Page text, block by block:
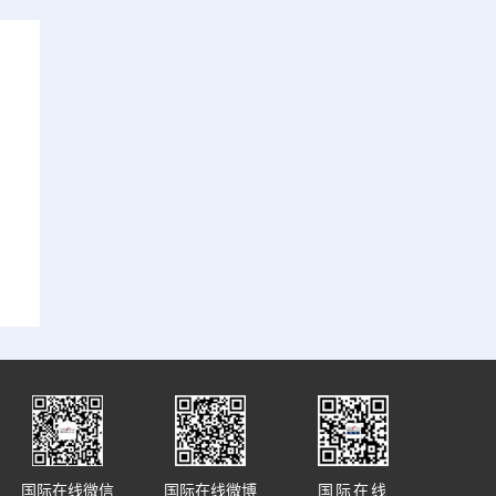
国际在线
国际在线微博
国际在线微信